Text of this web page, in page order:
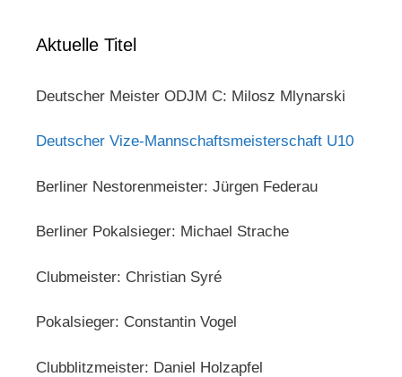
Aktuelle Titel
Deutscher Meister ODJM C: Milosz Mlynarski
Deutscher Vize-Mannschaftsmeisterschaft U10
Berliner Nestorenmeister: Jürgen Federau
Berliner Pokalsieger: Michael Strache
Clubmeister: Christian Syré
Pokalsieger: Constantin Vogel
Clubblitzmeister: Daniel Holzapfel